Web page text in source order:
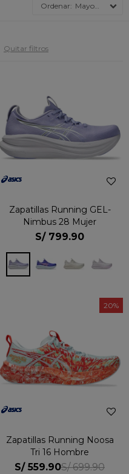
Mayor precio
Quitar filtros
Zapatillas Running GEL-
Nimbus 28 Mujer
S/ 799.90
20
Zapatillas Running Noosa
Tri 16 Hombre
S/ 559.90S/ 699.90